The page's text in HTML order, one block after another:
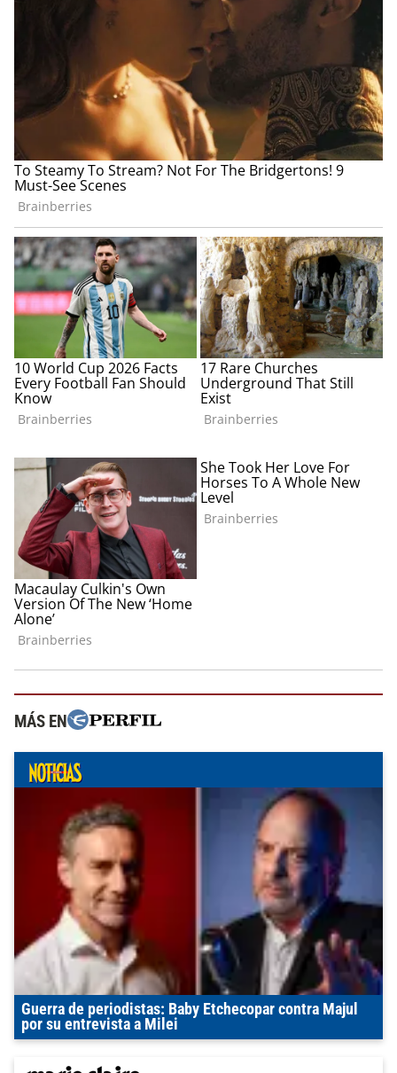
MÁS EN
Guerra de periodistas: Baby Etchecopar contra Majul
por su entrevista a Milei